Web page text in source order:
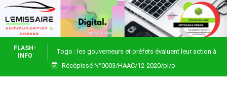
FLASH-
INFO
Togo : les gouverneurs et préfets évaluent leur action à
Blitta
Récépissé N°0003/HAAC/12-2020/pl/p